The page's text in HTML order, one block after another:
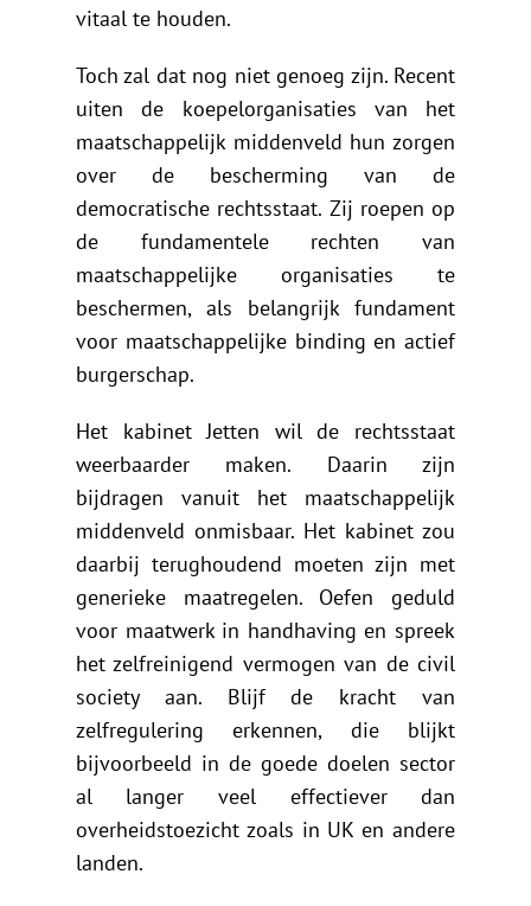
vitaal te houden.
Toch zal dat nog niet genoeg zijn. Recent
uiten de koepelorganisaties van het
maatschappelijk middenveld hun zorgen
over de bescherming van de
democratische rechtsstaat. Zij roepen op
de fundamentele rechten van
maatschappelijke organisaties te
beschermen, als belangrijk fundament
voor maatschappelijke binding en actief
burgerschap.
Het kabinet Jetten wil de rechtsstaat
weerbaarder maken. Daarin zijn
bijdragen vanuit het maatschappelijk
middenveld onmisbaar. Het kabinet zou
daarbij terughoudend moeten zijn met
generieke maatregelen. Oefen geduld
voor maatwerk in handhaving en spreek
het zelfreinigend vermogen van de civil
society aan. Blijf de kracht van
zelfregulering erkennen, die blijkt
bijvoorbeeld in de goede doelen sector
al langer veel effectiever dan
overheidstoezicht zoals in UK en andere
landen.